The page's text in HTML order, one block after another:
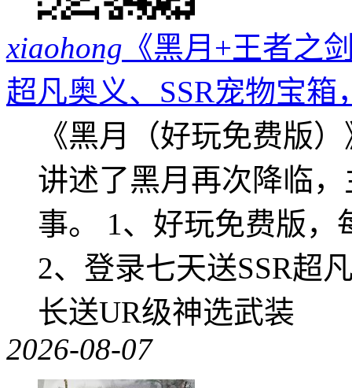
xiaohong 《黑月+王者之
超凡奥义、SSR宠物宝箱
《黑月（好玩免费版
讲述了黑月再次降临
事。 1、好玩免费版，
2、登录七天送SSR超
长送UR级神选武装
2026-08-07